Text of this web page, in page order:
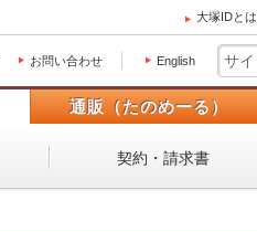
大塚IDとは
お問い合わせ English
通販（たのめーる）
契約・請求書